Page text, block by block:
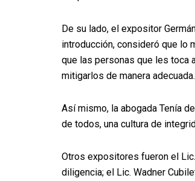
De su lado, el expositor
introducción, consideró que lo
que las personas que les toca
mitigarlos de manera adecuada.
Así mismo, la abogada Tenía
de todos, una cultura de
Otros expositores fueron el
diligencia; el Lic. Wadner